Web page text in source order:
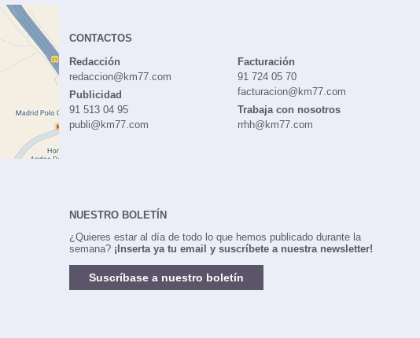
CONTACTOS
Redacción
redaccion@km77.com
Publicidad
91 513 04 95
publi@km77.com
Facturación
91 724 05 70
facturacion@km77.com
Trabaja con nosotros
rrhh@km77.com
NUESTRO BOLETÍN
¿Quieres estar al día de todo lo que hemos publicado durante la
semana? ¡Inserta ya tu email y suscríbete a nuestra newsletter!
Suscríbase a nuestro boletín